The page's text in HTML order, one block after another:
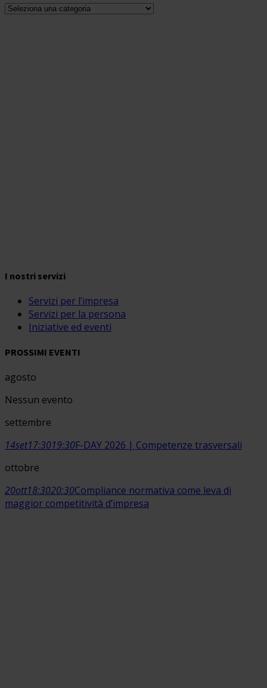
Categorie
I nostri servizi
Servizi per l’impresa
Servizi per la persona
Iniziative ed eventi
PROSSIMI EVENTI
agosto
Nessun evento
settembre
14set17:3019:30F-DAY 2026 | Competenze trasversali
ottobre
20ott18:3020:30Compliance normativa come leva di
maggior competitività d’impresa